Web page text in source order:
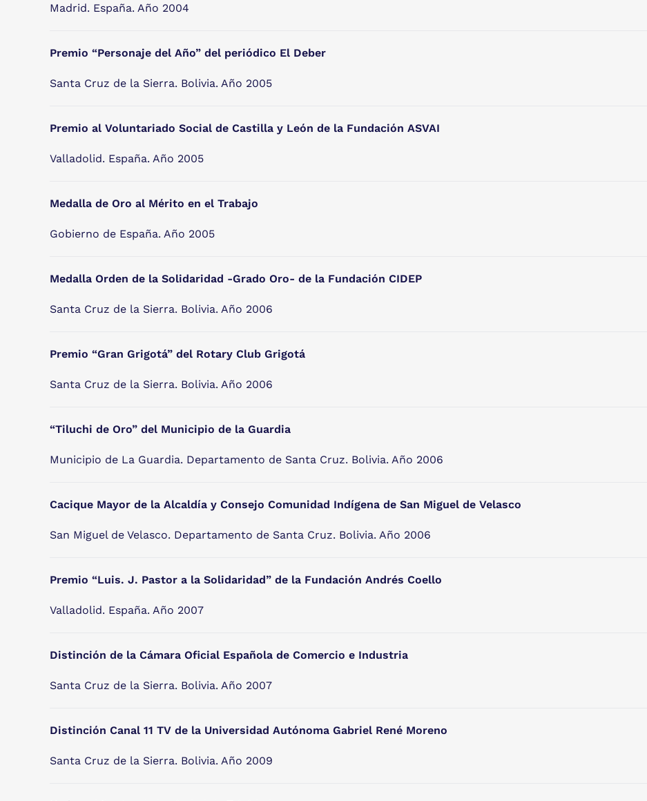
Madrid. España. Año 2004
Premio “Personaje del Año” del periódico El Deber
Santa Cruz de la Sierra. Bolivia. Año 2005
Premio al Voluntariado Social de Castilla y León de la Fundación ASVAI
Valladolid. España. Año 2005
Medalla de Oro al Mérito en el Trabajo
Gobierno de España. Año 2005
Medalla Orden de la Solidaridad -Grado Oro- de la Fundación CIDEP
Santa Cruz de la Sierra. Bolivia. Año 2006
Premio “Gran Grigotá” del Rotary Club Grigotá
Santa Cruz de la Sierra. Bolivia. Año 2006
“Tiluchi de Oro” del Municipio de la Guardia
Municipio de La Guardia. Departamento de Santa Cruz. Bolivia. Año 2006
Cacique Mayor de la Alcaldía y Consejo Comunidad Indígena de San Miguel de Velasco
San Miguel de Velasco. Departamento de Santa Cruz. Bolivia. Año 2006
Premio “Luis. J. Pastor a la Solidaridad” de la Fundación Andrés Coello
Valladolid. España. Año 2007
Distinción de la Cámara Oficial Española de Comercio e Industria
Santa Cruz de la Sierra. Bolivia. Año 2007
Distinción Canal 11 TV de la Universidad Autónoma Gabriel René Moreno
Santa Cruz de la Sierra. Bolivia. Año 2009